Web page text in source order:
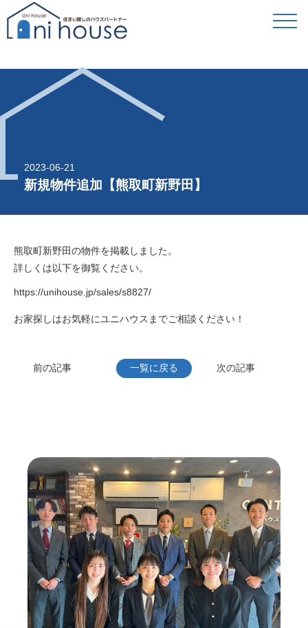
2023-06-21
新規物件追加【熊取町新野田】
熊取町新野田の物件を掲載しました。
詳しくは以下を御覧ください。
https://unihouse.jp/sales/s8827/
お家探しはお気軽にユニハウスまでご相談ください！
前の記事 一覧に戻る 次の記事